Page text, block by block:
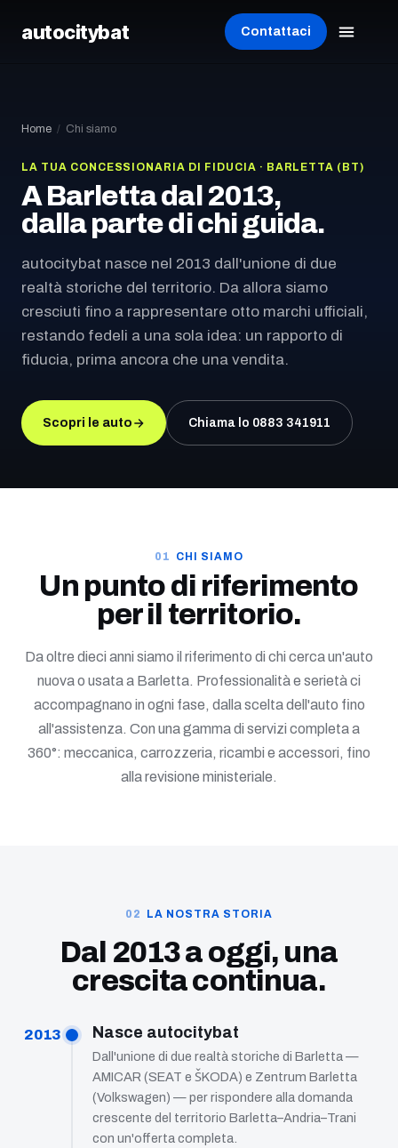
autocitybat Contattaci
Home / Chi siamo
LA TUA CONCESSIONARIA DI FIDUCIA · BARLETTA (BT)
A Barletta dal 2013,
dalla parte di chi guida.
autocitybat nasce nel 2013 dall'unione di due
realtà storiche del territorio. Da allora siamo
cresciuti fino a rappresentare otto marchi ufficiali,
restando fedeli a una sola idea: un rapporto di
fiducia, prima ancora che una vendita.
Scopri le auto Chiama lo 0883 341911
CHI SIAMO
Un punto di riferimento
per il territorio.
Da oltre dieci anni siamo il riferimento di chi cerca un'auto
nuova o usata a Barletta. Professionalità e serietà ci
accompagnano in ogni fase, dalla scelta dell'auto fino
all'assistenza. Con una gamma di servizi completa a
360°: meccanica, carrozzeria, ricambi e accessori, fino
alla revisione ministeriale.
LA NOSTRA STORIA
Dal 2013 a oggi, una
crescita continua.
2013 Nasce autocitybat
Dall'unione di due realtà storiche di Barletta —
AMICAR (SEAT e ŠKODA) e Zentrum Barletta
(Volkswagen) — per rispondere alla domanda
crescente del territorio Barletta–Andria–Trani
con un'offerta completa.